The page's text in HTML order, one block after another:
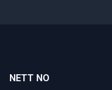
NETT NO